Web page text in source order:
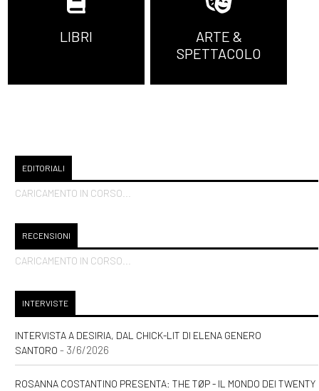
LIBRI
ARTE &
SPETTACOLO
EDITORIALI
CARICAMENTO IN CORSO...
RECENSIONI
CARICAMENTO IN CORSO...
INTERVISTE
INTERVISTA A DESIRIA, DAL CHICK-LIT DI ELENA GENERO
SANTORO - 3/6/2026
ROSANNA COSTANTINO PRESENTA: THE TØP - IL MONDO DEI TWENTY